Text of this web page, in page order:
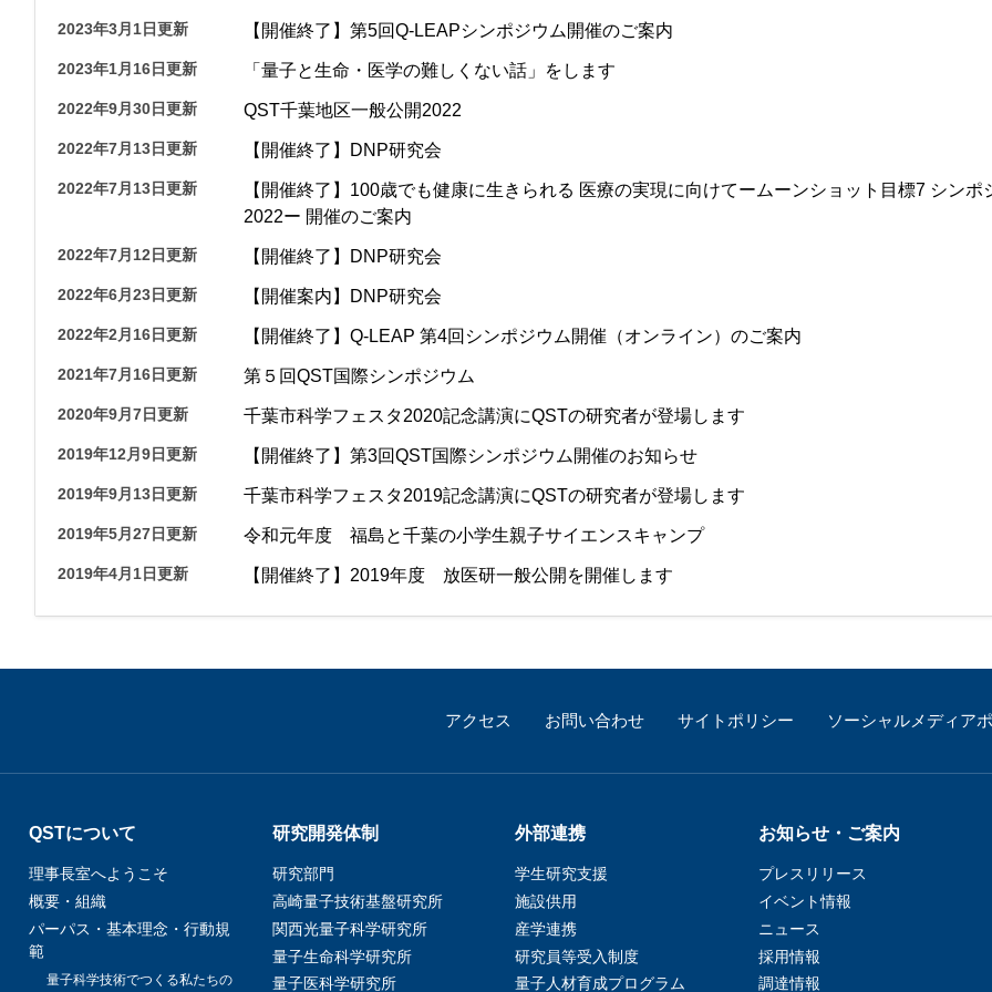
2023年3月1日更新 【開催終了】第5回Q-LEAPシンポジウム開催のご案内
2023年1月16日更新 「量子と生命・医学の難しくない話」をします
2022年9月30日更新 QST千葉地区一般公開2022
2022年7月13日更新 【開催終了】DNP研究会
2022年7月13日更新
【開催終了】100歳でも健康に生きられる 医療の実現に向けてームーンショット目標7 シンポ
2022ー 開催のご案内
2022年7月12日更新 【開催終了】DNP研究会
2022年6月23日更新 【開催案内】DNP研究会
2022年2月16日更新 【開催終了】Q-LEAP 第4回シンポジウム開催（オンライン）のご案内
2021年7月16日更新 第５回QST国際シンポジウム
2020年9月7日更新 千葉市科学フェスタ2020記念講演にQSTの研究者が登場します
2019年12月9日更新 【開催終了】第3回QST国際シンポジウム開催のお知らせ
2019年9月13日更新 千葉市科学フェスタ2019記念講演にQSTの研究者が登場します
2019年5月27日更新 令和元年度 福島と千葉の小学生親子サイエンスキャンプ
2019年4月1日更新 【開催終了】2019年度 放医研一般公開を開催します
アクセス お問い合わせ サイトポリシー ソーシャルメディア
QSTについて
理事長室へようこそ
概要・組織
パーパス・基本理念・行動規
範
量子科学技術でつくる私たちの
研究開発体制
研究部門
高崎量子技術基盤研究所
関西光量子科学研究所
量子生命科学研究所
量子医科学研究所
外部連携
学生研究支援​
施設供用
産学連携
研究員等受入制度
量子人材育成プログラム
お知らせ・ご案内
プレスリリース
イベント情報
ニュース
採用情報
調達情報